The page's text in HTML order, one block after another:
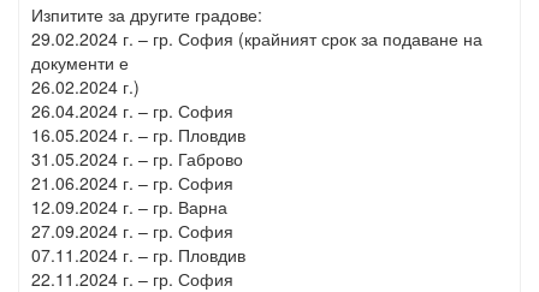
Изпитите за другите градове:
29.02.2024 г. – гр. София (крайният срок за подаване на
документи е
26.02.2024 г.)
26.04.2024 г. – гр. София
16.05.2024 г. – гр. Пловдив
31.05.2024 г. – гр. Габрово
21.06.2024 г. – гр. София
12.09.2024 г. – гр. Варна
27.09.2024 г. – гр. София
07.11.2024 г. – гр. Пловдив
22.11.2024 г. – гр. София